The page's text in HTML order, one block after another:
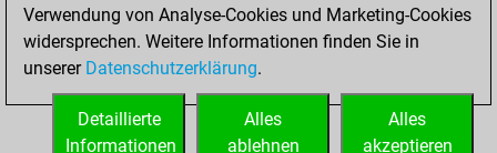
created your Fritz
account
Fritz
You created
your Studies account
Studies
Verwendung von Analyse-Cookies und Marketing-Cookies
widersprechen. Weitere Informationen finden Sie in
unserer Datenschutzerklärung.
Alles
akzeptieren
Alles
ablehnen
Detaillierte
Informationen